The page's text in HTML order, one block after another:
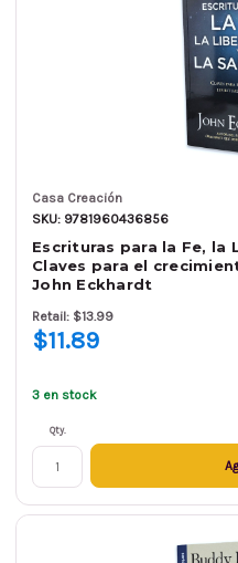
Casa Creación
SKU: 9781960436856
Escrituras para la Fe, la
Claves para el
John Eckhardt
Retail: $13.99
$11.89
3 en stock
Qty.